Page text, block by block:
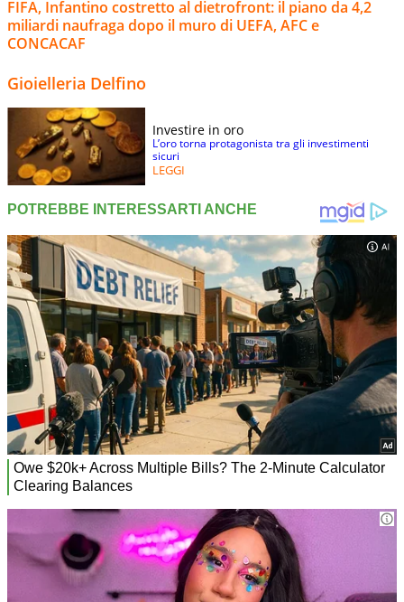
FIFA, Infantino costretto al dietrofront: il piano da 4,2
miliardi naufraga dopo il muro di UEFA, AFC e
CONCACAF
Gioielleria Delfino
Investire in oro
L’oro torna protagonista tra gli investimenti
sicuri
LEGGI